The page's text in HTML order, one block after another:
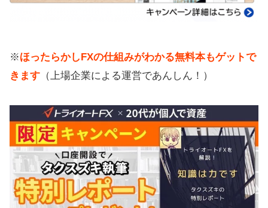
※ほったらかしFXの仕組みがわかる無料本もゲットで
きます （上場企業による運営であんしん！）